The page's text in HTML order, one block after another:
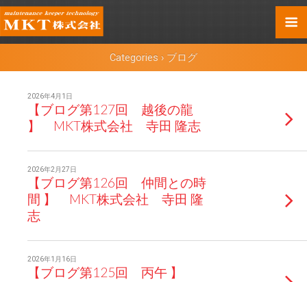
Categories › ブログ
2026年4月1日
【ブログ第127回 越後の龍
】 MKT株式会社 寺田 隆志
2026年2月27日
【ブログ第126回 仲間との時
間 】 MKT株式会社 寺田 隆
志
2026年1月16日
【ブログ第125回 丙午 】